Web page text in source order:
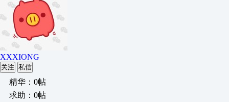
XXXIONG
关注 私信
精华：0帖
求助：0帖